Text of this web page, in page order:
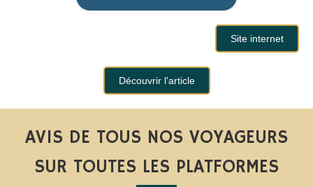
Site internet
Découvrir l'article
AVIS DE TOUS NOS VOYAGEURS
SUR TOUTES LES PLATFORMES